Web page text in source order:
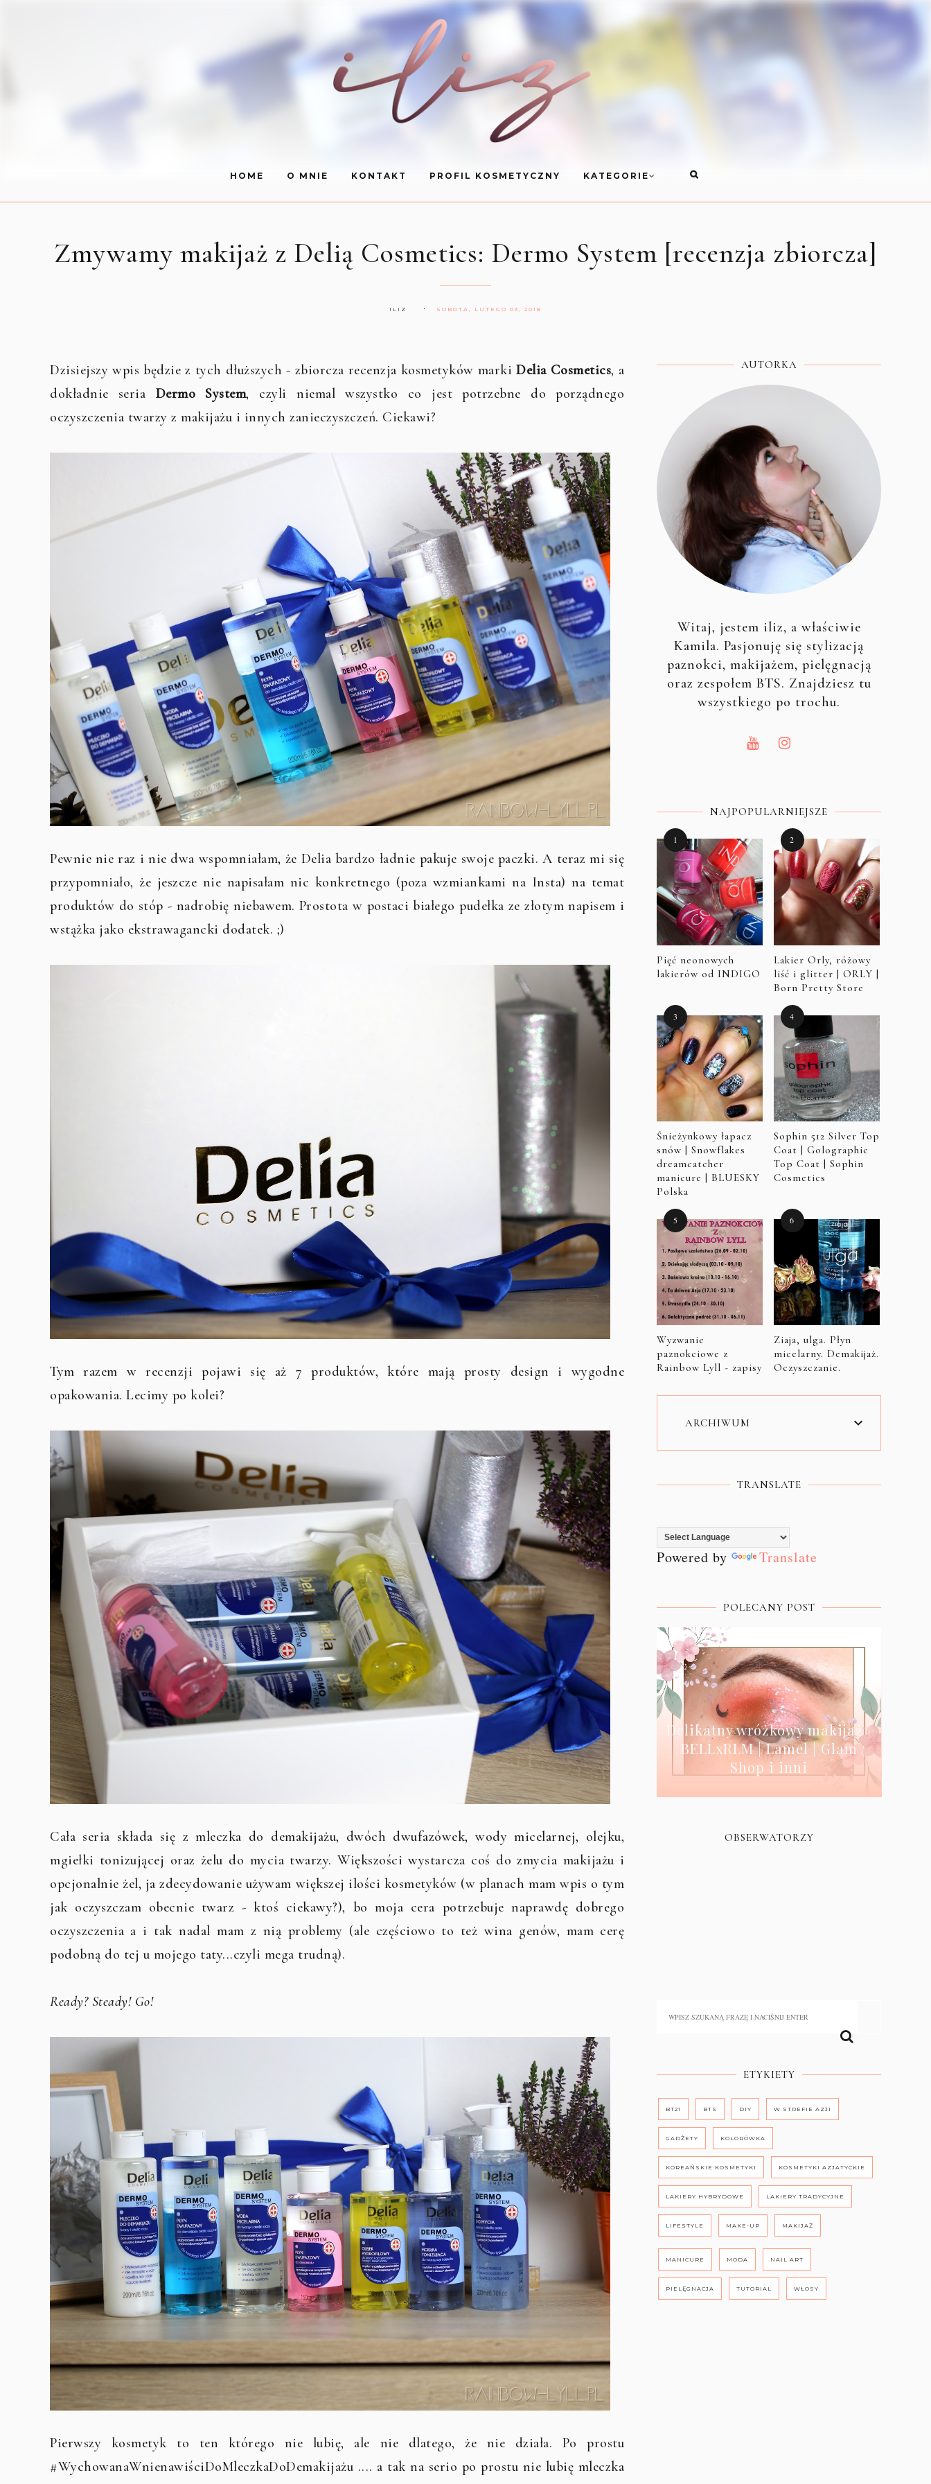
HOME O MNIE KONTAKT PROFIL KOSMETYCZNY KATEGORIE
Zmywamy makijaż z Delią Cosmetics: Dermo System [recenzja zbiorcza]
ILIZ SOBOTA, LUTEGO 03, 2018
Dzisiejszy wpis będzie z tych dłuższych - zbiorcza recenzja kosmetyków markiDelia Cosmetics, a
dokładnie seria Dermo System, czyli niemal wszystko co jest potrzebne do porządnego
oczyszczenia twarzy z makijażu i innych zanieczyszczeń. Ciekawi?
Pewnie nie raz i nie dwa wspomniałam, że Delia bardzo ładnie pakuje swoje paczki. A teraz mi się
przypomniało, że jeszcze nie napisałam nic konkretnego (poza wzmiankami na Insta) na temat
produktów do stóp - nadrobię niebawem. Prostota w postaci białego pudełka ze złotym napisem i
wstążka jako ekstrawagancki dodatek. ;)
Tym razem w recenzji pojawi się aż 7 produktów, które mają prosty design i wygodne
opakowania. Lecimy po kolei?
Cała seria składa się z mleczka do demakijażu, dwóch dwufazówek, wody micelarnej, olejku,
mgiełki tonizującej oraz żelu do mycia twarzy. Większości wystarcza coś do zmycia makijażu i
opcjonalnie żel, ja zdecydowanie używam większej ilości kosmetyków (w planach mam wpis o tym
jak oczyszczam obecnie twarz - ktoś ciekawy?), bo moja cera potrzebuje naprawdę dobrego
oczyszczenia a i tak nadal mam z nią problemy (ale częściowo to też wina genów, mam cerę
podobną do tej u mojego taty...czyli mega trudną).
Ready? Steady! Go!
Pierwszy kosmetyk to ten którego nie lubię, ale nie dlatego, że nie działa. Po prostu
#WychowanaWnienawiściDoMleczkaDoDemakijażu .... a tak na serio po prostu nie lubię mleczka
AUTORKA
Witaj, jestem iliz, a właściwie
Kamila. Pasjonuję się stylizacją
paznokci, makijażem, pielęgnacją
oraz zespołem BTS. Znajdziesz tu
wszystkiego po trochu.
NAJPOPULARNIEJSZE
Pięć neonowych
lakierów od INDIGO
Lakier Orly, różowy
liść i glitter | ORLY |
Born Pretty Store
Śnieżynkowy łapacz
snów | Snowflakes
dreamcatcher
manicure | BLUESKY
Polska
Sophin 512 Silver Top
Coat | Golographic
Top Coat | Sophin
Cosmetics
Wyzwanie
paznokciowe z
Rainbow Lyll - zapisy
Ziaja, ulga. Płyn
micelarny. Demakijaż.
Oczyszczanie.
ARCHIWUM
TRANSLATE
Powered by Translate
POLECANY POST
Delikatny wróżkowy makijaż |
BELLxRLM | Lamel | Glam
Shop i inni
OBSERWATORZY
ETYKIETY
BT21 BTS DIY W STREFIE AZJI
GADŻETY KOLORÓWKA
KOREAŃSKIE KOSMETYKI KOSMETYKI AZJATYCKIE
LAKIERY HYBRYDOWE LAKIERY TRADYCYJNE
LIFESTYLE MAKE-UP MAKIJAŻ
MANICURE MODA NAIL ART
PIELĘGNACJA TUTORIAL WŁOSY